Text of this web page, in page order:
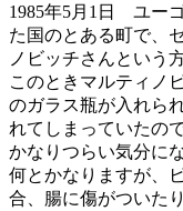
1985年5月1日 ユー
た国のとある町で、
ノビッチさんという
このときマルティノ
のガラス瓶が入れら
れてしまっていたの
かなりつらい気分に
何とかなりますが、
合、腸に傷がついた